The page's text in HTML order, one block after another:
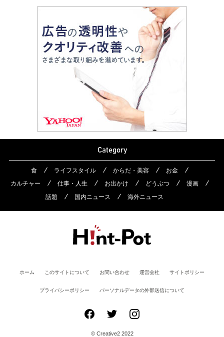
Category
食 ライフスタイル からだ・美容
お金
カルチャー
仕事・人生 お出かけ どうぶつ
漫画
話題
国内ニュース 海外ニュース
ホーム このサイトについて お問い合わせ 運営会社 サイトポリシー
プライバシーポリシー パーソナルデータの外部送信について
© Creative2 2022